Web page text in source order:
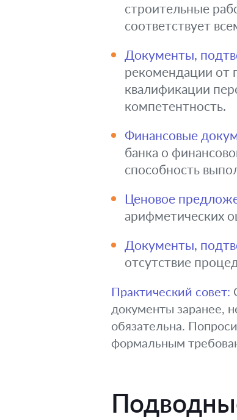
строительные
соответствует
Документы,
рекомендации от
квалификации
компетентность.
Финансовые
банка о
способность
Ценовое
арифметических
Документы,
отсутствие
Практический совет:
документы заранее,
обязательна.
формальным